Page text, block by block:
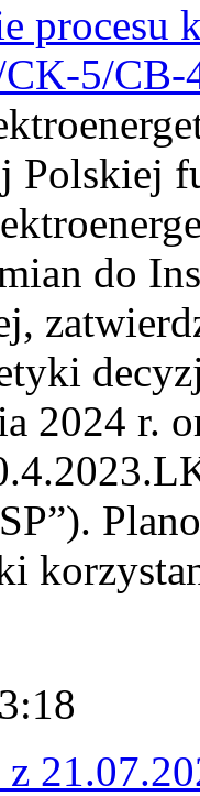
5/CB-
Polskiej
do
2024 r.